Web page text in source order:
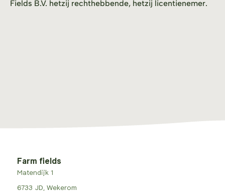
Fields B.V. hetzij rechthebbende, hetzij licentienemer.
Farm fields
Matendijk 1
6733 JD, Wekerom